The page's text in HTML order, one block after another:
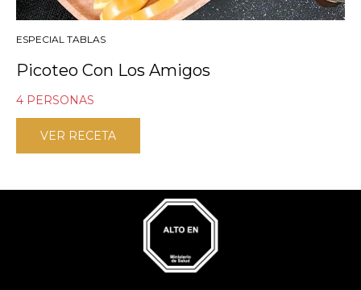
ESPECIAL TABLAS
Picoteo Con Los Amigos
4 PERSONAS
VER RECETA